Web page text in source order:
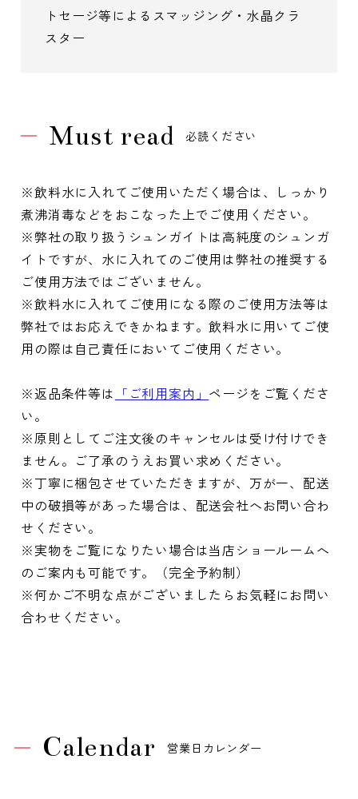
トセージ等によるスマッジング・水晶クラ
スター
Must read 必読ください
※飲料水に入れてご使用いただく場合は、しっかり
煮沸消毒などをおこなった上でご使用ください。
※弊社の取り扱うシュンガイトは高純度のシュンガ
イトですが、水に入れてのご使用は弊社の推奨する
ご使用方法ではございません。
※飲料水に入れてご使用になる際のご使用方法等は
弊社ではお応えできかねます。飲料水に用いてご使
用の際は自己責任においてご使用ください。
※返品条件等は 「ご利用案内」 ページをご覧くださ
い。
※原則としてご注文後のキャンセルは受け付けでき
ません。ご了承のうえお買い求めください。
※丁寧に梱包させていただきますが、万が一、配送
中の破損等があった場合は、配送会社へお問い合わ
せください。
※実物をご覧になりたい場合は当店ショールームへ
のご案内も可能です。（完全予約制）
※何かご不明な点がございましたらお気軽にお問い
合わせください。
Calendar 営業日カレンダー